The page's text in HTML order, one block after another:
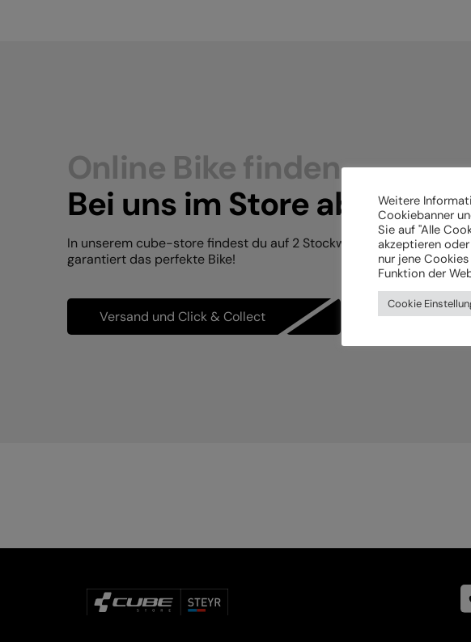
Online Bike finden.
Bei uns im Store abholen.
In unserem cube-store findest du auf 2 Stockwerken
garantiert das perfekte Bike!
Versand und Click & Collect
Weitere
Cookiebanner
Sie auf "Alle
akzeptieren
nur jene
Funktion der
Cookie